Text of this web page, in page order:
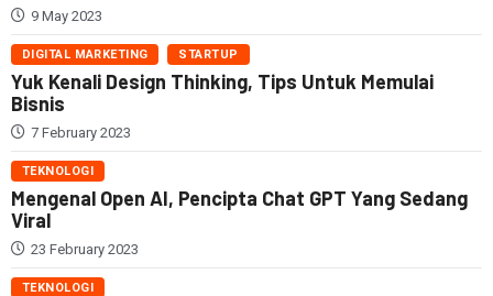
9 May 2023
DIGITAL MARKETING STARTUP
Yuk Kenali Design Thinking, Tips Untuk Memulai
Bisnis
7 February 2023
TEKNOLOGI
Mengenal Open AI, Pencipta Chat GPT Yang Sedang
Viral
23 February 2023
TEKNOLOGI